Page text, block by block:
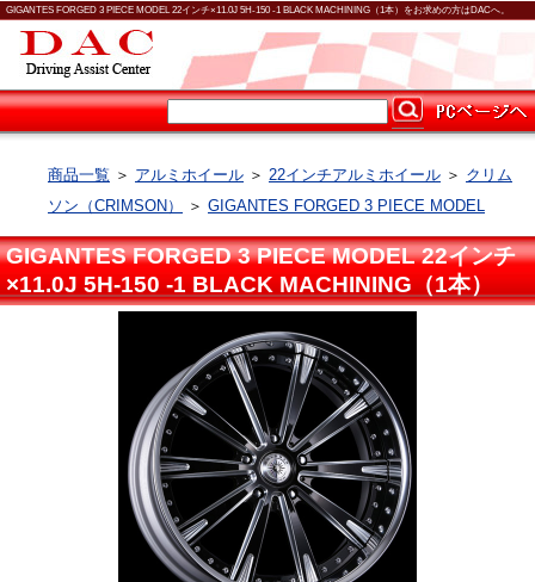
GIGANTES FORGED 3 PIECE MODEL 22インチ×11.0J 5H-150 -1 BLACK MACHINING（1本）をお求めの方はDACへ。
商品一覧 ＞ アルミホイール ＞ 22インチアルミホイール ＞ クリム
ソン（CRIMSON）
＞ GIGANTES FORGED 3 PIECE MODEL
GIGANTES FORGED 3 PIECE MODEL 22インチ
×11.0J 5H-150 -1 BLACK MACHINING（1本）